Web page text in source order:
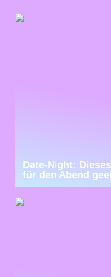
Date-Night:
für den Abend